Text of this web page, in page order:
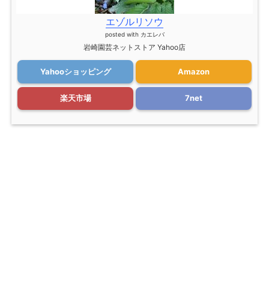
エゾルリソウ
posted with カエレバ
岩崎園芸ネットストア Yahoo店
Yahooショッピング Amazon
楽天市場 7net